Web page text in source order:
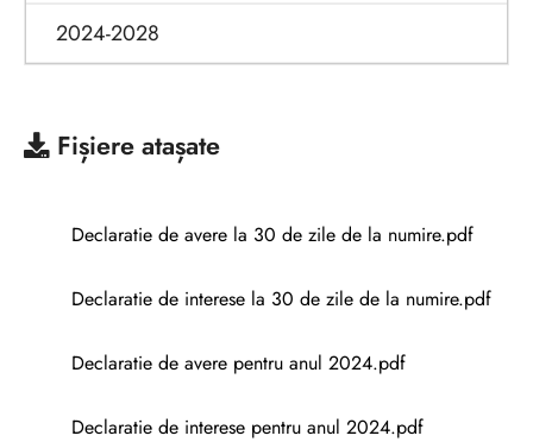
2024-2028
Fișiere atașate
Declaratie de avere la 30 de zile de la numire.pdf
Declaratie de interese la 30 de zile de la numire.pdf
Declaratie de avere pentru anul 2024.pdf
Declaratie de interese pentru anul 2024.pdf